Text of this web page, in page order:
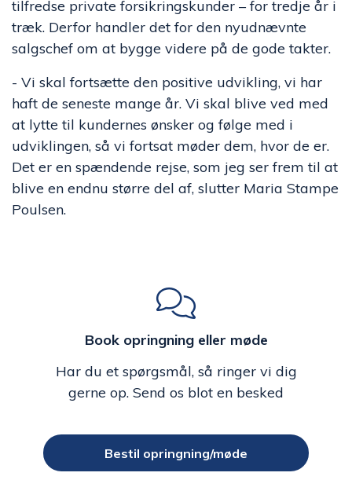
tilfredse private forsikringskunder – for tredje år i
træk. Derfor handler det for den nyudnævnte
salgschef om at bygge videre på de gode takter.
- Vi skal fortsætte den positive udvikling, vi har
haft de seneste mange år. Vi skal blive ved med
at lytte til kundernes ønsker og følge med i
udviklingen, så vi fortsat møder dem, hvor de er.
Det er en spændende rejse, som jeg ser frem til at
blive en endnu større del af, slutter Maria Stampe
Poulsen.
Book opringning eller møde
Har du et spørgsmål, så ringer vi dig
gerne op. Send os blot en besked
Bestil opringning/møde